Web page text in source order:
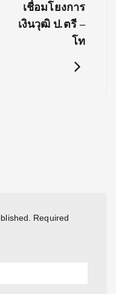
เชื่อมโยงการ
เงินวุฒิ ป.ตรี –
โท
Required